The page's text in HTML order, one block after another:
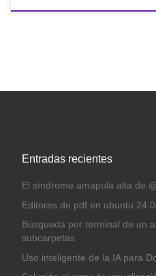
Entradas recientes
El síndrome amapola alta de
Editores de pdf en ubuntu
Búsqueda por terminal de un
subcarpetas
Uso inteligente de la IA para